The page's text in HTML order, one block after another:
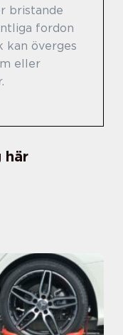
bristande
fordon
kan överges
eller
här